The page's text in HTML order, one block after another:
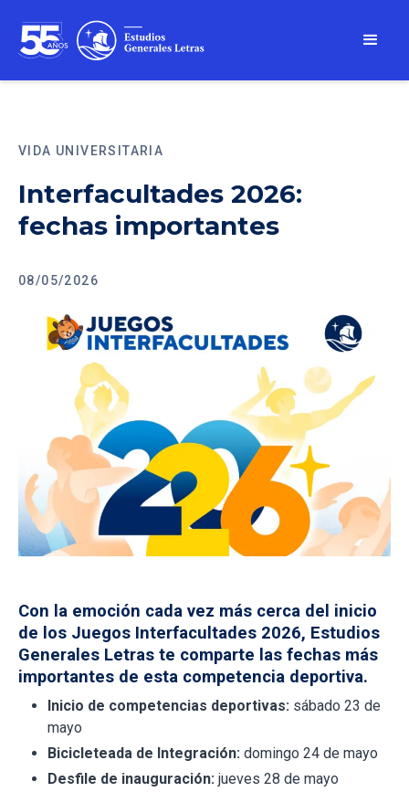
VIDA UNIVERSITARIA
Interfacultades 2026:
fechas importantes
08/05/2026
Con la emoción cada vez más cerca del inicio
de los Juegos Interfacultades 2026, Estudios
Generales Letras te comparte las fechas más
importantes de esta competencia deportiva.
Inicio de competencias deportivas: sábado 23 de
mayo
Bicicleteada de Integración: domingo 24 de mayo
Desfile de inauguración: jueves 28 de mayo